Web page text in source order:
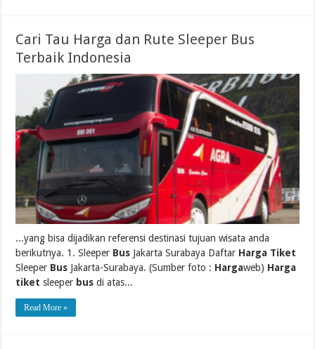
Cari Tau Harga dan Rute Sleeper Bus
Terbaik Indonesia
...yang bisa dijadikan referensi destinasi tujuan wisata anda
berikutnya. 1. Sleeper Bus Jakarta Surabaya Daftar Harga Tiket
Sleeper Bus Jakarta-Surabaya. (Sumber foto : Hargaweb) Harga
tiket sleeper bus di atas...
Read More »